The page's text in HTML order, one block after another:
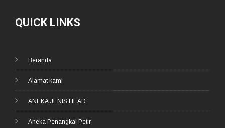
QUICK LINKS
Beranda
Alamat kami
ANEKA JENIS HEAD
Aneka Penangkal Petir